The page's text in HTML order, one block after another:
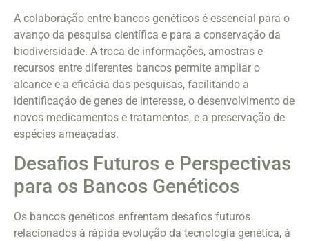
A colaboração entre bancos genéticos é essencial para o
avanço da pesquisa científica e para a conservação da
biodiversidade. A troca de informações, amostras e
recursos entre diferentes bancos permite ampliar o
alcance e a eficácia das pesquisas, facilitando a
identificação de genes de interesse, o desenvolvimento de
novos medicamentos e tratamentos, e a preservação de
espécies ameaçadas.
Desafios Futuros e Perspectivas
para os Bancos Genéticos
Os bancos genéticos enfrentam desafios futuros
relacionados à rápida evolução da tecnologia genética, à